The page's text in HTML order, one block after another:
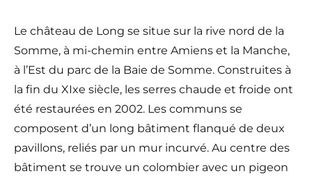
Le château de Long se situe sur la rive nord de la
Somme, à mi-chemin entre Amiens et la Manche,
à l’Est du parc de la Baie de Somme. Construites à
la fin du XIxe siècle, les serres chaude et froide ont
été restaurées en 2002. Les communs se
composent d’un long bâtiment flanqué de deux
pavillons, reliés par un mur incurvé. Au centre des
bâtiment se trouve un colombier avec un pigeon